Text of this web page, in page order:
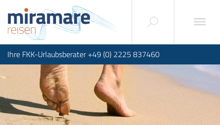
Ihre FKK-Urlaubsberater +49 (0) 2225 837460